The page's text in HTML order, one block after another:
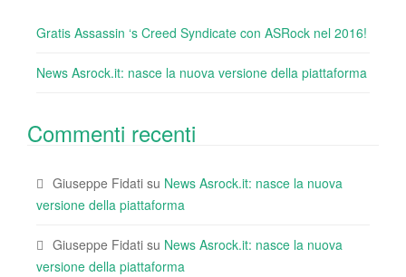
Gratis Assassin ‘s Creed Syndicate con ASRock nel 2016!
News Asrock.it: nasce la nuova versione della piattaforma
Commenti recenti
Giuseppe Fidati su News Asrock.it: nasce la nuova
versione della piattaforma
Giuseppe Fidati su News Asrock.it: nasce la nuova
versione della piattaforma